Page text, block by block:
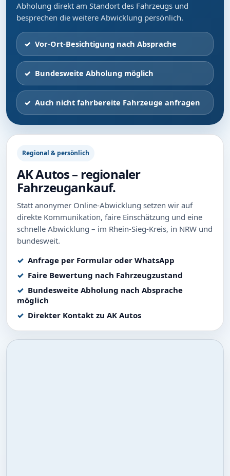
Abholung direkt am Standort des Fahrzeugs und
besprechen die weitere Abwicklung persönlich.
Vor-Ort-Besichtigung nach Absprache
Bundesweite Abholung möglich
Auch nicht fahrbereite Fahrzeuge anfragen
Regional & persönlich
AK Autos – regionaler
Fahrzeugankauf.
Statt anonymer Online-Abwicklung setzen wir auf
direkte Kommunikation, faire Einschätzung und eine
schnelle Abwicklung – im Rhein-Sieg-Kreis, in NRW und
bundesweit.
Anfrage per Formular oder WhatsApp
Faire Bewertung nach Fahrzeugzustand
Bundesweite Abholung nach Absprache
möglich
Direkter Kontakt zu AK Autos